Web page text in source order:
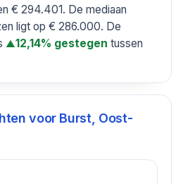
€ 294.401. De mediaan
ligt op € 286.000. De
▲12,14% gestegen tussen
voor Burst, Oost-